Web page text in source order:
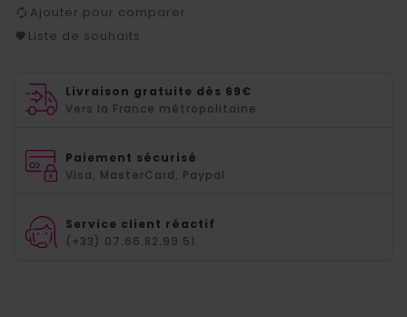
Ajouter pour comparer
Liste de souhaits
Livraison gratuite dès 69€
Vers la France métropolitaine
Paiement sécurisé
Visa, MasterCard, Paypal
Service client réactif
(+33) 07.66.82.99.51